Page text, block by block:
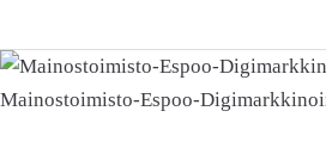
Rakennusliike
Kimmo